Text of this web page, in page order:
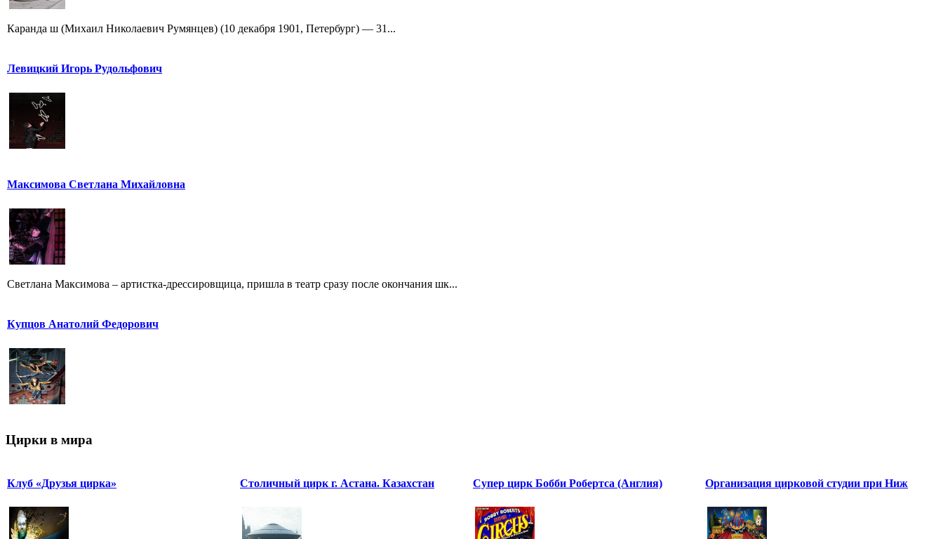
Каранда ш (Михаил Николаевич Румянцев) (10 декабря 1901, Петербург) — 31...
Левицкий Игорь Рудольфович
Максимова Светлана Михайловна
Светлана Максимова – артистка-дрессировщица, пришла в театр сразу после окончания шк...
Купцов Анатолий Федорович
Цирки в мира
Клуб «Друзья цирка» Столичный цирк г. Астана. Казахстан Супер цирк Бобби Робертса (Англия) Организация цирковой студии при Ниж